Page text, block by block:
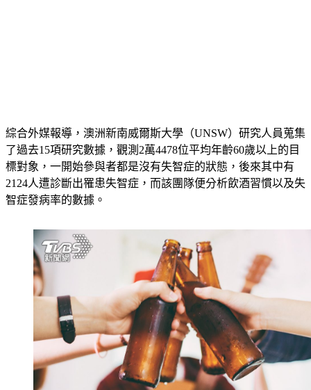
綜合外媒報導，澳洲新南威爾斯大學（UNSW）研究人員蒐集
了過去15項研究數據，觀測2萬4478位平均年齡60歲以上的目
標對象，一開始參與者都是沒有失智症的狀態，後來其中有
2124人遭診斷出罹患失智症，而該團隊便分析飲酒習慣以及失
智症發病率的數據。